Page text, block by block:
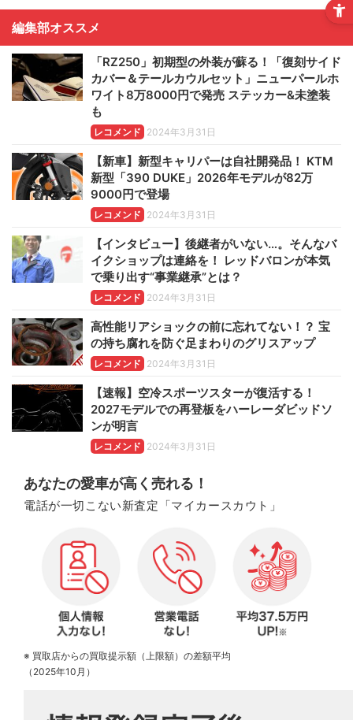
編集部オススメ
「RZ250」初期型の外装が蘇る！「復刻サイド
カバー＆テールカウルセット」ニューパールホ
ワイト8万8000円で発売 ステッカー&未塗装
も
レコメンド 2024年3月31日
【新車】新型キャリパーは自社開発品！ KTM
新型「390 DUKE」2026年モデルが82万
9000円で登場
レコメンド 2024年3月31日
【インタビュー】後継者がいない…。そんなバ
イクショップは連絡を！ レッドバロンが本気
で乗り出す“事業継承”とは？
レコメンド 2024年3月31日
高性能リアショックの前に忘れてない！？ 宝
の持ち腐れを防ぐ足まわりのグリスアップ
レコメンド 2024年3月31日
【速報】空冷スポーツスターが復活する！
2027モデルでの再登板をハーレーダビッドソ
ンが明言
レコメンド 2024年3月31日
あなたの愛車が高く売れる！
電話が一切こない新査定「マイカースカウト」
※ 買取店からの買取提示額（上限額）の差額平均
（2025年10月）